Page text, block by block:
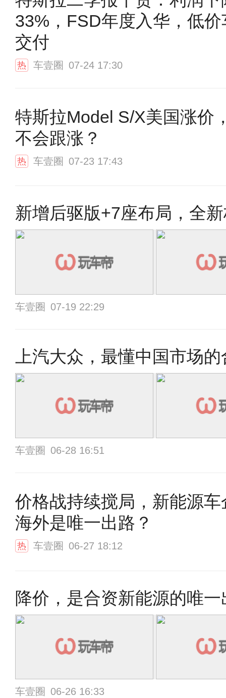
33%，FSD年度入华，低
交付
热 车壹圈 07-24 17:30
特斯拉Model S/X美国涨价
不会跟涨？
热 车壹圈 07-23 17:43
新增后驱版+7座布局，全
车壹圈 07-19 22:29
上汽大众，最懂中国市场
车壹圈 06-28 16:51
价格战持续搅局，新能源车
海外是唯一出路？
热 车壹圈 06-27 18:12
降价，是合资新能源的唯一
车壹圈 06-26 16:33